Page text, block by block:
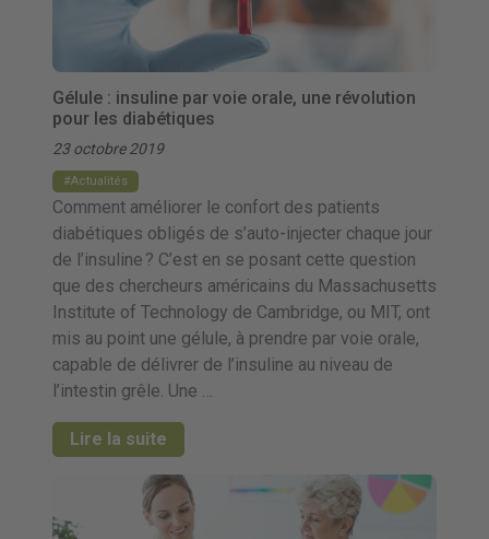
Gélule : insuline par voie orale, une révolution
pour les diabétiques
23 octobre 2019
Actualités
Comment améliorer le confort des patients
diabétiques obligés de s’auto-injecter chaque jour
de l’insuline ? C’est en se posant cette question
que des chercheurs américains du Massachusetts
Institute of Technology de Cambridge, ou MIT, ont
mis au point une gélule, à prendre par voie orale,
capable de délivrer de l’insuline au niveau de
l’intestin grêle. Une …
Lire la suite